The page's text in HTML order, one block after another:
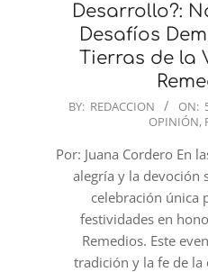
Desarrollo?:
Desafíos
Tierras de la
2024-
05
BY: REDACCION ON:
OPINIÓN,
Por: Juana Cordero En
alegría y la devoción
celebración única
festividades en
Remedios. Este
tradición y la fe de